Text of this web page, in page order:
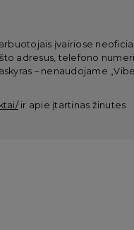
įvairiose
adresus, telefono
– nenaudojame
ir apie įtartinas žinutes